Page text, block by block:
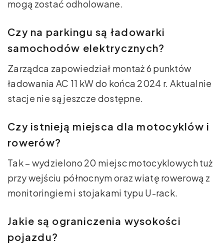
mogą zostać odholowane.
Czy na parkingu są ładowarki
samochodów elektrycznych?
Zarządca zapowiedział montaż 6 punktów
ładowania AC 11 kW do końca 2024 r. Aktualnie
stacje nie są jeszcze dostępne.
Czy istnieją miejsca dla motocyklów i
rowerów?
Tak – wydzielono 20 miejsc motocyklowych tuż
przy wejściu północnym oraz wiatę rowerową z
monitoringiem i stojakami typu U-rack.
Jakie są ograniczenia wysokości
pojazdu?